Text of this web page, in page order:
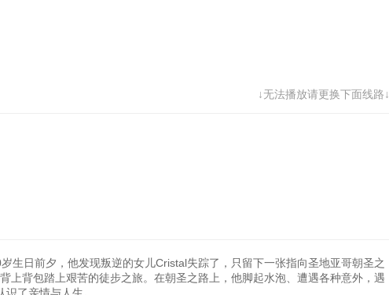
↓无法播放请更换下面线路↓
生日前夕，他发现叛逆的女儿Cristal失踪了，只留下一张指向圣地亚哥朝圣之
上背包踏上艰苦的徒步之旅。在朝圣之路上，他脚起水泡、遭遇各种意外，遇